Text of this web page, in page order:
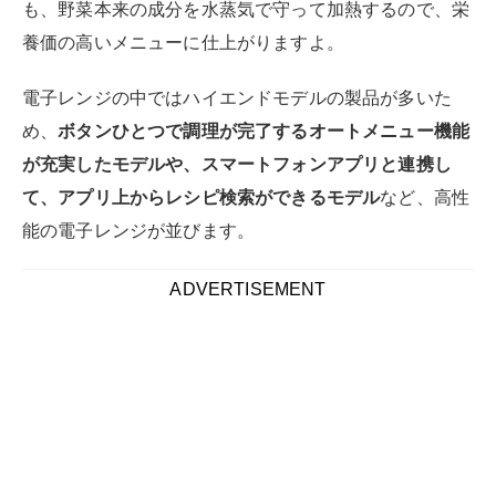
も、野菜本来の成分を水蒸気で守って加熱するので、栄
養価の高いメニューに仕上がりますよ。
電子レンジの中ではハイエンドモデルの製品が多いた
め、ボタンひとつで調理が完了するオートメニュー機能
が充実したモデルや、スマートフォンアプリと連携し
て、アプリ上からレシピ検索ができるモデルなど、高性
能の電子レンジが並びます。
ADVERTISEMENT